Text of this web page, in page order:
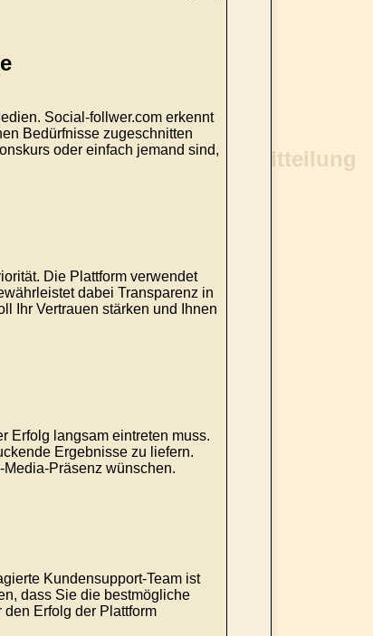
Social-follwer.com erkennt
Bedürfnisse zugeschnitten
oder einfach jemand sind,
Die Plattform verwendet
dabei Transparenz in
Ihr Vertrauen stärken und Ihnen
Erfolg langsam eintreten muss.
Ergebnisse zu liefern.
Präsenz wünschen.
Kundensupport-Team ist
dass Sie die bestmögliche
Erfolg der Plattform